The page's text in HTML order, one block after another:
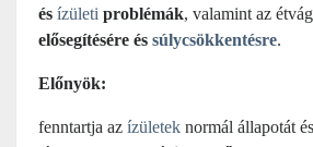
és ízületi problémák, valamint az
elősegítésére és súlycsökkentésre.
Előnyök:
fenntartja az ízületek normál állapotát és